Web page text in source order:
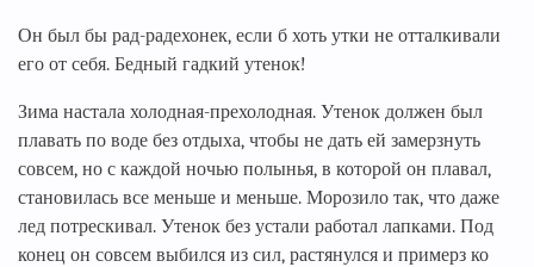
Он был бы рад-радехонек, если б хоть утки не отталкивали
его от себя. Бедный гадкий утенок!
Зима настала холодная-прехолодная. Утенок должен был
плавать по воде без отдыха, чтобы не дать ей замерзнуть
совсем, но с каждой ночью полынья, в которой он плавал,
становилась все меньше и меньше. Морозило так, что даже
лед потрескивал. Утенок без устали работал лапками. Под
конец он совсем выбился из сил, растянулся и примерз ко